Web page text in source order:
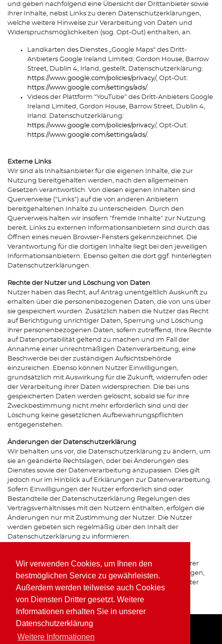
Wir verwenden Cookies, um Ihnen den
bestmöglichen Service zu gewährleisten.
Außerdem werden teilweise auch Cookies
von Diensten Dritter gesetzt. Weitere
Informationen erhalten Sie in unserer
Datenschutzerklärung
Weitere Informationen
und geben nachfolgend eine Übersicht der Drittanbieter sowie
ihrer Inhalte, nebst Links zu deren Datenschutzerklärungen,
welche weitere Hinweise zur Verarbeitung von Daten und
Widerspruchsmöglichkeiten (sog. Opt-Out) enthalten, an.
Landkarten des Dienstes „Google Maps“ des Dritt-
Anbieters Google Ireland Limited, Gordon House, Barrow
Street, Dublin 4, Irland, gestellt. Datenschutzerklärung:
https://www.google.com/policies/privacy/, Opt-Out:
https://www.google.com/settings/ads/.
Videos der Plattform “YouTube” des Dritt-Anbieters Google
Ireland Limited, Gordon House, Barrow Street, Dublin 4,
Irland. Datenschutzerklärung:
https://www.google.com/policies/privacy/, Opt-Out:
https://www.google.com/settings/ads/.
Externe Links
Wir sind als Inhaltsanbieter für die eigenen Inhalte, die zur
Nutzung bereitgehalten werden, nach den allgemeinen
Gesetzen verantwortlich. Von diesen eigenen Inhalten sind
Querverweise ("Links") auf die von anderen Anbietern
bereitgehaltenen Inhalte zu unterscheiden. Durch den
Querverweis halten wir insofern "fremde Inhalte" zur Nutzung
bereit. Links zu externen Informationsanbietern sind durch das
Öffnen eines neuen Browser-Fensters gekennzeichnet. Die
Verantwortung für die dortigen Inhalte liegt bei den jeweiligen
Informationsanbietern. Ebenso gelten die dort ggf. hinterlegten
Datenschutzerklärungen.
Rechte der Nutzer und Löschung von Daten
Nutzer haben das Recht, auf Antrag unentgeltlich Auskunft zu
erhalten über die personenbezogenen Daten, die von uns über
sie gespeichert wurden. Zusätzlich haben die Nutzer das Recht
auf Berichtigung unrichtiger Daten, Sperrung und Löschung
ihrer personenbezogenen Daten, sofern zutreffend, Ihre Rechte
auf Datenportabilität geltend zu machen und im Fall der
Annahme einer unrechtmäßigen Datenverarbeitung, eine
Beschwerde bei der zuständigen Aufsichtsbehörde
einzureichen. Ebenso können Nutzer Einwilligungen,
grundsätzlich mit Auswirkung für die Zukunft, widerrufen oder
der Verarbeitung ihrer Daten widersprechen. Die bei uns
gespeicherten Daten werden gelöscht, sobald sie für ihre
Zweckbestimmung nicht mehr erforderlich sind und der
Löschung keine gesetzlichen Aufbewahrungspflichten
entgegenstehen.
Änderungen der Datenschutzerklärung
Wir behalten uns vor, die Datenschutzerklärung zu ändern, um
sie an geänderte Rechtslagen, oder bei Änderungen des
Dienstes sowie der Datenverarbeitung anzupassen. Dies gilt
jedoch nur im Hinblick auf Erklärungen zur Datenverarbeitung.
Sofern Einwilligungen der Nutzer erforderlich sind oder
Bestandteile der Datenschutzerklärung Regelungen des
Vertragsverhältnisses mit den Nutzern enthalten, erfolgen die
Änderungen nur mit Zustimmung der Nutzer. Die Nutzer
werden gebeten sich regelmäßig über den Inhalt der
Datenschutzerklärung zu informieren.
Bei Fragen zur Erhebung, Verarbeitung oder Nutzung Ihrer
personenbezogenen Daten, bei Auskünften, Berichtigungen,
Sperrung oder Löschung von Daten sowie Widerruf erteilter
Einwilligungen wenden Sie sich bitte an unsere(n)
Datenschutzbeauftragte(n) bzw. Apothekeninhaber(in).
Home Impressum